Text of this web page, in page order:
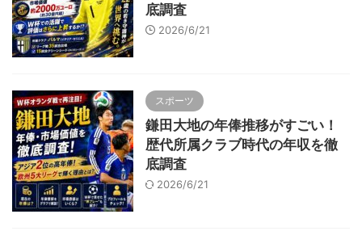
底調査
2026/6/21
スポーツ
鎌田大地の年俸推移がすごい！
歴代所属クラブ時代の年収を徹
底調査
2026/6/21